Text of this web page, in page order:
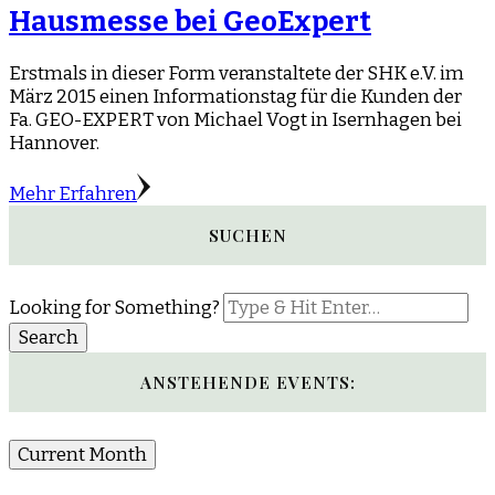
Hausmesse bei GeoExpert
Erstmals in dieser Form veranstaltete der SHK e.V. im
März 2015 einen Informationstag für die Kunden der
Fa. GEO-EXPERT von Michael Vogt in Isernhagen bei
Hannover.
Mehr Erfahren
SUCHEN
Looking for Something?
ANSTEHENDE EVENTS:
Current Month